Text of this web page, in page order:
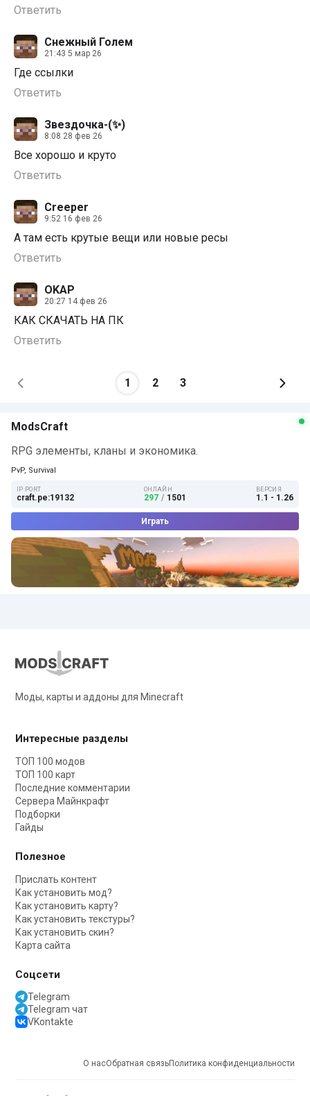
Ответить
Снежный Голем
21:43 5 мар 26
Где ссылки
Ответить
Звездочка-(✨)
8:08 28 фев 26
Все хорошо и круто
Ответить
Creeper
9:52 16 фев 26
А там есть крутые вещи или новые ресы
Ответить
OKAP
20:27 14 фев 26
КАК СКАЧАТЬ НА ПК
Ответить
1 2 3
ModsCraft
RPG элементы, кланы и экономика.
PvP, Survival
IP:PORT
craft.pe:19132
ОНЛАЙН
297 / 1501
ВЕРСИЯ
1.1 - 1.26
Играть
Моды, карты и аддоны для Minecraft
Интересные разделы
ТОП 100 модов
ТОП 100 карт
Последние комментарии
Сервера Майнкрафт
Подборки
Гайды
Полезное
Прислать контент
Как установить мод?
Как установить карту?
Как установить текстуры?
Как установить скин?
Карта сайта
Соцсети
Telegram
Telegram чат
VKontakte
О насОбратная связьПолитика конфиденциальности